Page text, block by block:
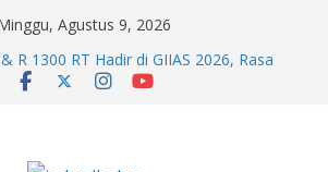
Agustus 9, 2026
R 1300 RT Hadir di GIIAS 2026, Rasa
dari BMW Motorrad
Karakter Adventure Jadi Daya Tarik